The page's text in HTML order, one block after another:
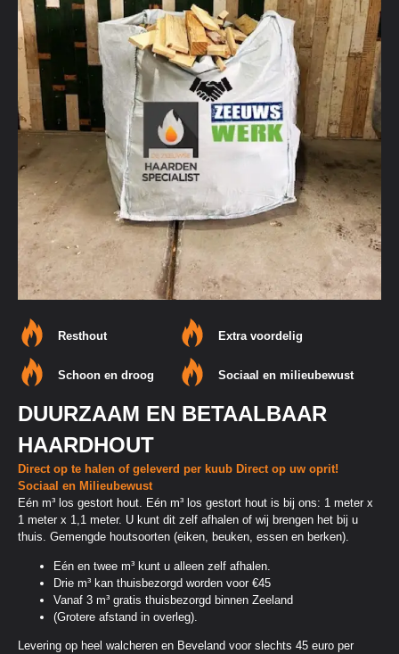
Resthout
Schoon en droog
Extra voordelig
Sociaal en milieubewust
DUURZAAM EN BETAALBAAR
HAARDHOUT
Direct op te halen of geleverd per kuub Direct op uw oprit!
Sociaal en Milieubewust
Eén m³ los gestort hout. Eén m³ los gestort hout is bij ons: 1 meter x
1 meter x 1,1 meter. U kunt dit zelf afhalen of wij brengen het bij u
thuis. Gemengde houtsoorten (eiken, beuken, essen en berken).
Eén en twee m³ kunt u alleen zelf afhalen.
Drie m³ kan thuisbezorgd worden voor €45
Vanaf 3 m³ gratis thuisbezorgd binnen Zeeland
(Grotere afstand in overleg).
Levering op heel walcheren en Beveland voor slechts 45 euro per